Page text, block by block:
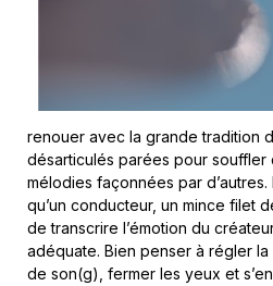
renouer avec la grande tradition
désarticulés parées pour souffler
mélodies façonnées par d’autres.
qu’un conducteur, un mince filet
de transcrire l’émotion du
adéquate. Bien penser à régler
de son(g), fermer les yeux et